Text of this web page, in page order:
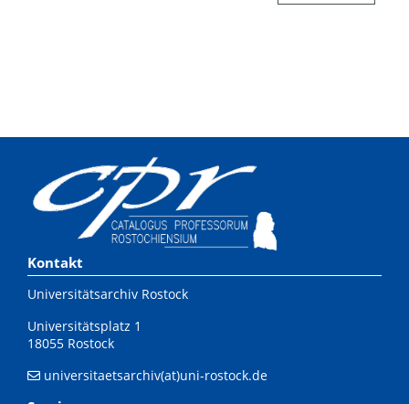
Kontakt
Universitätsarchiv Rostock
Universitätsplatz 1
18055 Rostock
universitaetsarchiv(at)uni-rostock.de